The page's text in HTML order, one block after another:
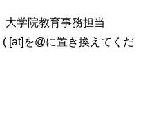
学院教育事務担当
[at]を@に置き換えてくだ